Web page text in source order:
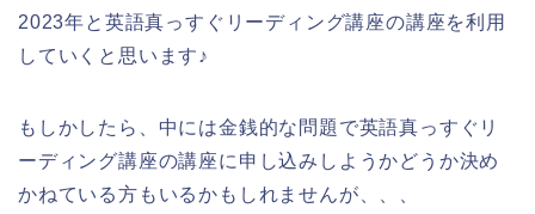
2023年と英語真っすぐリーディング講座の講座を利用
していくと思います♪
もしかしたら、中には金銭的な問題で英語真っすぐリ
ーディング講座の講座に申し込みしようかどうか決め
かねている方もいるかもしれませんが、、、